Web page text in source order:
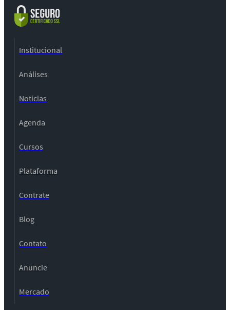
Institucional
Análises
Notícias
Agenda
Cursos
Plataforma
Contrate
Blog
Contato
Anuncie
Mercado